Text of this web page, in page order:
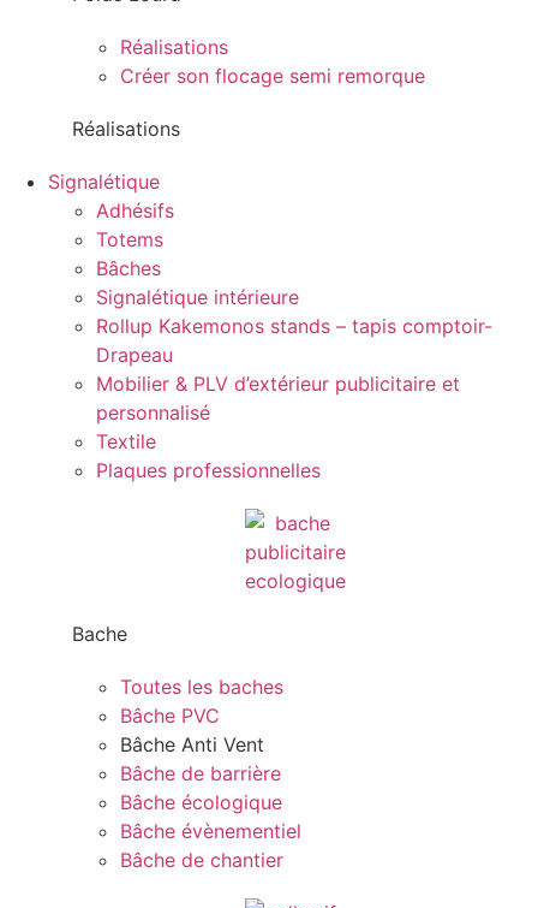
Réalisations
Créer son flocage semi remorque
Réalisations
Signalétique
Adhésifs
Totems
Bâches
Signalétique intérieure
Rollup Kakemonos stands – tapis comptoir-
Drapeau
Mobilier & PLV d’extérieur publicitaire et
personnalisé
Textile
Plaques professionnelles
Bache
Toutes les baches
Bâche PVC
Bâche Anti Vent
Bâche de barrière
Bâche écologique
Bâche évènementiel
Bâche de chantier